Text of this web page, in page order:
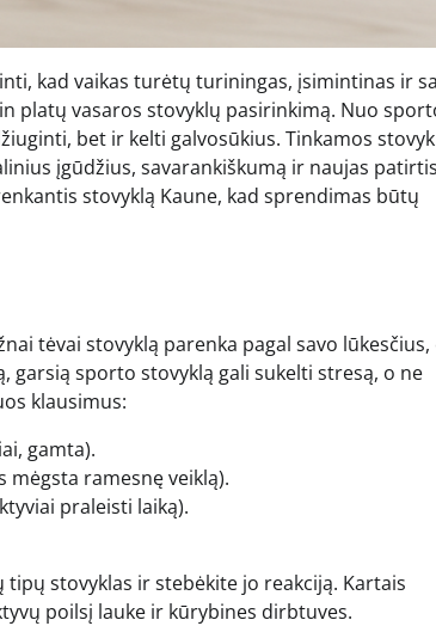
kad vaikas turėtų turiningas, įsimintinas ir
platų vasaros stovyklų pasirinkimą. Nuo
bet ir kelti galvosūkius. Tinkamos
įgūdžius, savarankiškumą ir naujas
stovyklą Kaune, kad sprendimas būtų
tėvai stovyklą parenka pagal savo lūkesčius,
garsią sporto stovyklą gali sukelti stresą, o ne
klausimus:
gamta).
mėgsta ramesnę veiklą).
praleisti laiką).
stovyklas ir stebėkite jo reakciją. Kartais
poilsį lauke ir kūrybines dirbtuves.